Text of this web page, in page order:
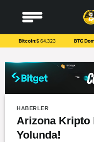
content
Bitcoin:$ 64.323 BTC
HABERLER
Arizona Kripto
Yolunda!